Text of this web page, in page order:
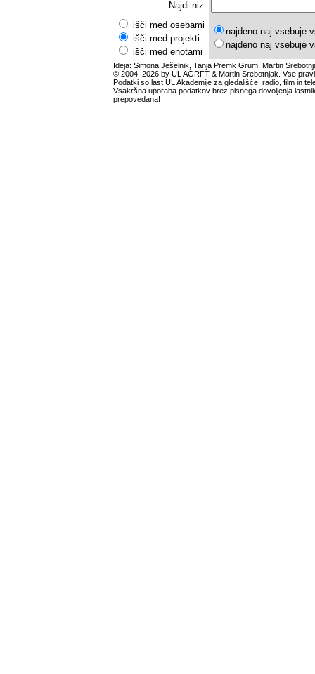
Najdi niz:
išči med osebami
išči med projekti
išči med enotami
najdeno naj vsebuje
najdeno naj vsebuje
Ideja: Simona Ješelnik, Tanja Premk Grum, Martin
© 2004, 2026 by UL AGRFT & Martin Srebotnjak. Vse
Podatki so last UL Akademije za gledališče, radio, film in
Vsakršna uporaba podatkov brez pisnega dovoljenja
prepovedana!